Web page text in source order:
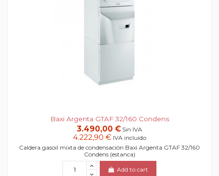
Baxi Argenta GTAF 32/160 Condens
3.490,00 € Sin IVA
4.222,90 € IVA incluido
Caldera gasoil mixta de condensación Baxi Argenta GTAF 32/160
Condens (estanca)
Add to cart